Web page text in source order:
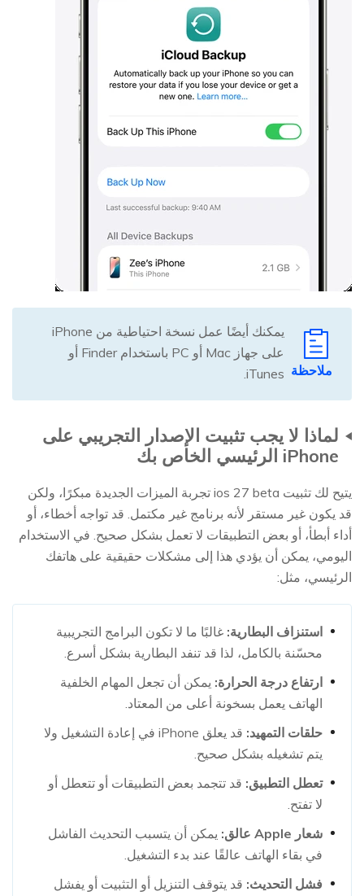
ملاحظة
يمكنك أيضًا عمل نسخة احتياطية من iPhone
على جهاز Mac أو PC باستخدام Finder أو
iTunes.
لماذا لا يجب تثبيت الإصدار التجريبي على
iPhone الرئيسي الخاص بك
يتيح لك تثبيت ios 27 beta تجربة الميزات الجديدة مبكرًا، ولكن
قد يكون غير مستقر لأنه برنامج غير مكتمل. قد تواجه أخطاء، أو
أداء أبطأ، أو بعض التطبيقات لا تعمل بشكل صحيح. في الاستخدام
اليومي، يمكن أن يؤدي هذا إلى مشكلات حقيقية على هاتفك
الرئيسي، مثل:
استنزاف البطارية: غالبًا ما لا تكون البرامج التجريبية
محسّنة بالكامل، لذا قد تنفد البطارية بشكل أسرع.
ارتفاع درجة الحرارة: يمكن أن تجعل المهام الخلفية
الهاتف يعمل بسخونة أعلى من المعتاد.
حلقات التمهيد:
قد يعلق iPhone في إعادة التشغيل ولا
يتم تشغيله بشكل صحيح.
تعطل التطبيق: قد تتجمد بعض التطبيقات أو تتعطل أو
لا تفتح.
شعار Apple عالق:
يمكن أن يتسبب التحديث الفاشل
في بقاء الهاتف عالقًا عند بدء التشغيل.
فشل التحديث: قد يتوقف التنزيل أو التثبيت أو يفشل